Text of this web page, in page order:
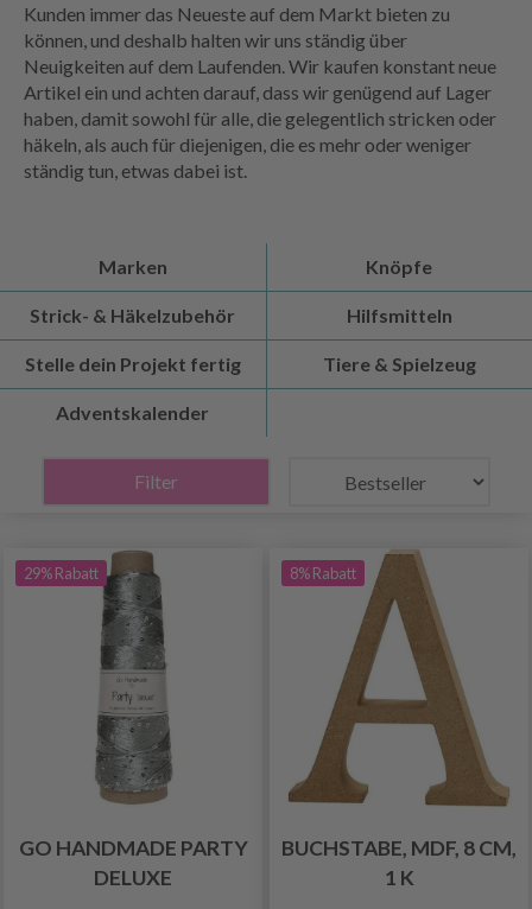
Kunden immer das Neueste auf dem Markt bieten zu
können, und deshalb halten wir uns ständig über
Neuigkeiten auf dem Laufenden. Wir kaufen konstant neue
Artikel ein und achten darauf, dass wir genügend auf Lager
haben, damit sowohl für alle, die gelegentlich stricken oder
häkeln, als auch für diejenigen, die es mehr oder weniger
ständig tun, etwas dabei ist.
Marken Knöpfe
Strick- & Häkelzubehör Hilfsmitteln
Stelle dein Projekt fertig Tiere & Spielzeug
Adventskalender
Filter
29% Rabatt
GO HANDMADE PARTY
DELUXE
8% Rabatt
BUCHSTABE, MDF, 8 CM,
1 K